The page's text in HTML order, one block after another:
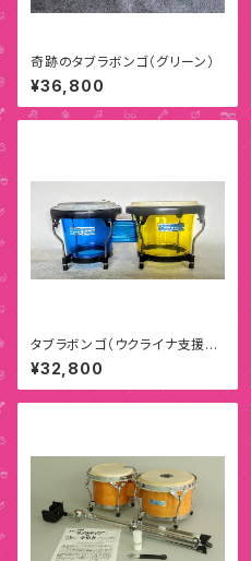
奇跡のタブラボンゴ（グリーン）
¥36,800
タブラボンゴ（ウクライナ支援モ
デルA）
¥32,800